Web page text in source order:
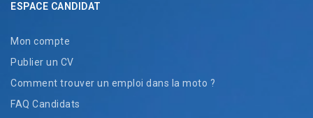
ESPACE CANDIDAT
Mon compte
Publier un CV
Comment trouver un emploi dans la moto ?
FAQ Candidats